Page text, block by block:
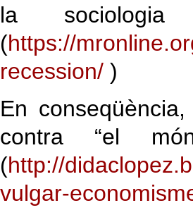
la sociologia
(https://
recession/ )
En
contra “el
(http://
vulgar-